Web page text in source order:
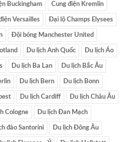
Buckingham Cung điện Kremlin
Versailles Đại lộ Champs Elysees
Đội bóng Manchester United
Du lịch Anh Quốc Du lịch Áo
Du lịch Ba Lan Du lịch Bắc Âu
Du lịch Bern Du lịch Bonn
Du lịch Cardiff Du lịch Châu Âu
Cologne Du lịch Đan Mạch
đảo Santorini Du lịch Đông Âu